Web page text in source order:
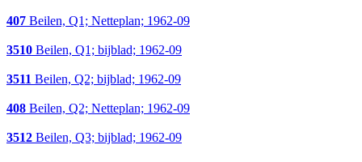
407 Beilen, Q1; Netteplan; 1962-09
3510 Beilen, Q1; bijblad; 1962-09
3511 Beilen, Q2; bijblad; 1962-09
408 Beilen, Q2; Netteplan; 1962-09
3512 Beilen, Q3; bijblad; 1962-09